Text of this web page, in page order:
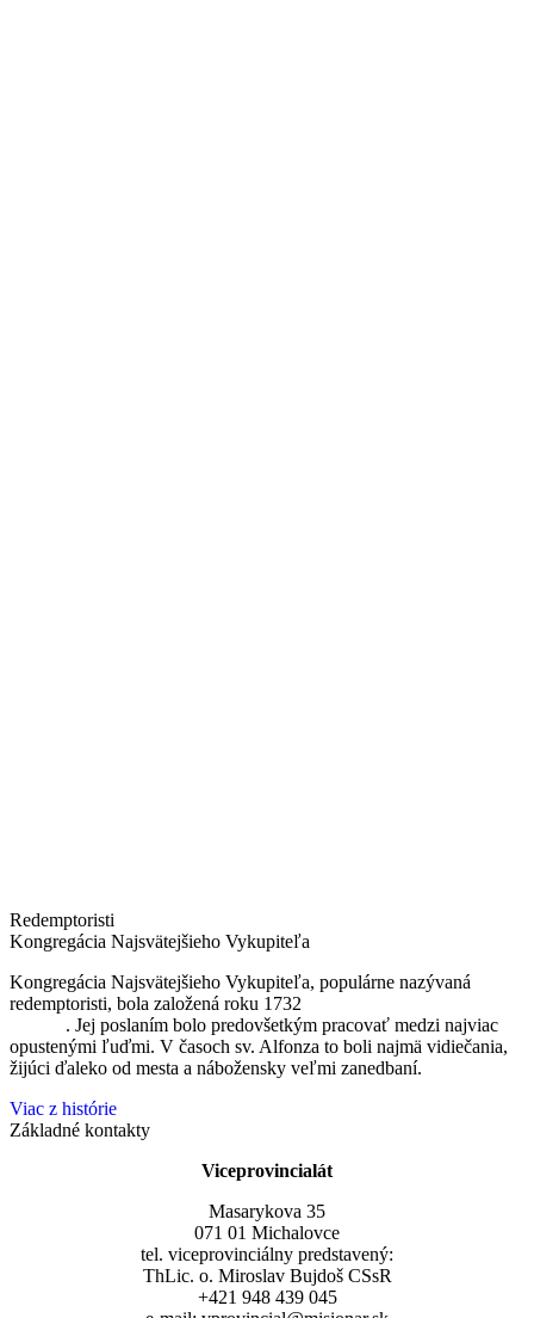
Redemptoristi
Kongregácia Najsvätejšieho Vykupiteľa
Kongregácia Najsvätejšieho Vykupiteľa, populárne nazývaná
redemptoristi, bola založená roku 1732
. Jej poslaním bolo predovšetkým pracovať medzi najviac
opustenými ľuďmi. V časoch sv. Alfonza to boli najmä vidiečania,
žijúci ďaleko od mesta a nábožensky veľmi zanedbaní.
Viac z histórie
Základné kontakty
Viceprovincialát
Masarykova 35
071 01 Michalovce
tel. viceprovinciálny predstavený:
ThLic. o. Miroslav Bujdoš CSsR
+421 948 439 045